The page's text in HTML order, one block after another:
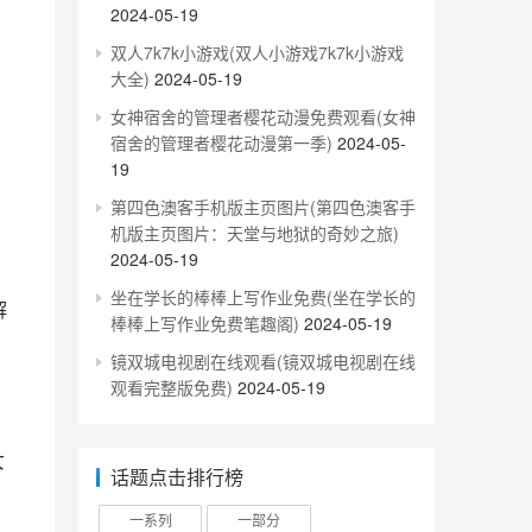
2024-05-19
双人7k7k小游戏(双人小游戏7k7k小游戏
大全) 2024-05-19
女神宿舍的管理者樱花动漫免费观看(女神
宿舍的管理者樱花动漫第一季) 2024-05-
19
第四色澳客手机版主页图片(第四色澳客手
机版主页图片：天堂与地狱的奇妙之旅)
2024-05-19
坐在学长的棒棒上写作业免费(坐在学长的
棒棒上写作业免费笔趣阁) 2024-05-19
镜双城电视剧在线观看(镜双城电视剧在线
观看完整版免费) 2024-05-19
话题点击排行榜
一系列 一部分